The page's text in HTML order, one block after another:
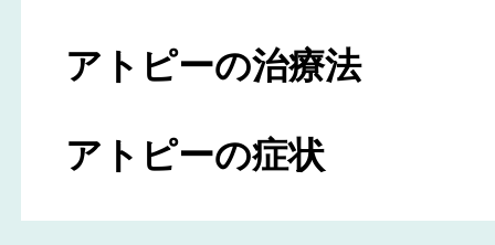
アトピーの治療法
アトピーの症状